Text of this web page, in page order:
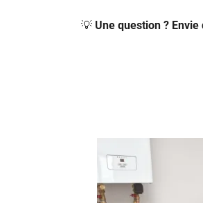
💡 Une question ?